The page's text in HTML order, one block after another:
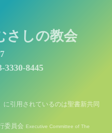
さしの教会
3330-8445
に引用されているのは聖書新共同
委員会 Executive Committee of The